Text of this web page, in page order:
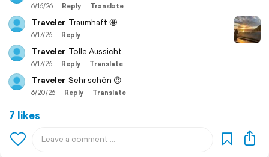
6/16/26 Reply Translate
Traveler Traumhaft 🤩
6/17/26 Reply
Traveler Tolle Aussicht
6/17/26 Reply Translate
Traveler Sehr schön 😍
6/20/26 Reply Translate
7 likes